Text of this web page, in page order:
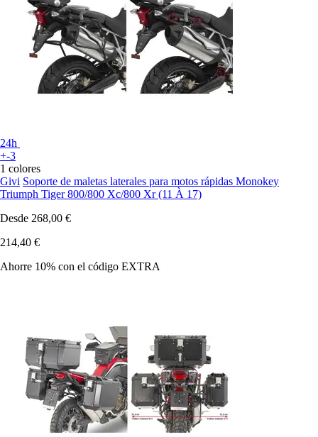
24h
+-3
1 colores
Givi Soporte de maletas laterales para motos rápidas Monokey
Triumph Tiger 800/800 Xc/800 Xr (11 À 17)
Desde 268,00 €
214,40 €
Ahorre 10% con el código EXTRA